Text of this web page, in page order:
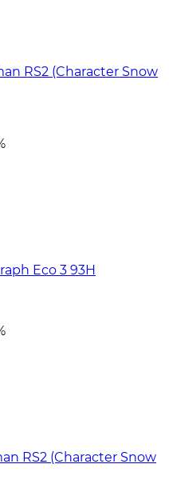
RS2 (Character Snow
Eco 3 93H
RS2 (Character Snow